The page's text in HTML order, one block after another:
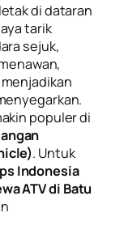
di dataran
tarik
sejuk,
populer di
. Untuk
Indonesia
ATV di Batu